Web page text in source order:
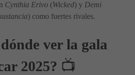
Cynthia Erivo (Wicked) y Demi
) como fuertes rivales.
ver la gala
2025? 📺